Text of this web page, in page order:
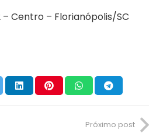
– Centro – Florianópolis/SC
Próximo post